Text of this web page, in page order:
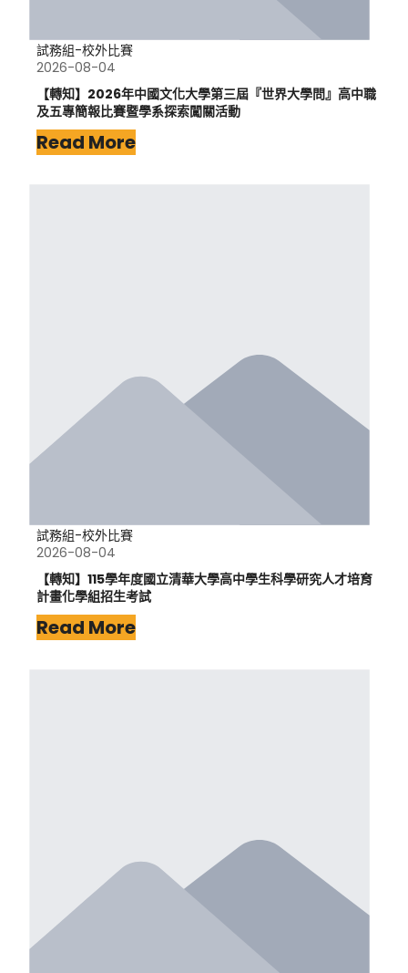
試務組-校外比賽
2026-08-04
【轉知】2026年中國文化大學第三屆『世界大學問』高中職
及五專簡報比賽暨學系探索闖關活動
Read More
試務組-校外比賽
2026-08-04
【轉知】115學年度國立清華大學高中學生科學研究人才培育
計畫化學組招生考試
Read More